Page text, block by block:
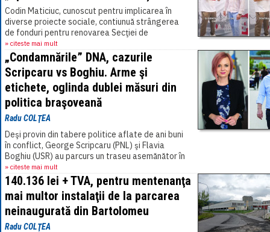
Codin Maticiuc, cunoscut pentru implicarea în
diverse proiecte sociale, contiunuă strângerea
de fonduri pentru renovarea Secţiei de
Oncologie, din cadrul Spitalului Judeţean Braşov,
care[...]
» citeste mai mult
„Condamnările” DNA, cazurile
Scripcaru vs Boghiu. Arme şi
etichete, oglinda dublei măsuri din
politica braşoveană
Radu COLŢEA
Deşi provin din tabere politice aflate de ani buni
în conflict, George Scripcaru (PNL) şi Flavia
Boghiu (USR) au parcurs un traseu asemănător în
justiţie. Ambii au fost anchetaţi de[...]
» citeste mai mult
140.136 lei + TVA, pentru mentenanţa
mai multor instalaţii de la parcarea
neinaugurată din Bartolomeu
Radu COLŢEA